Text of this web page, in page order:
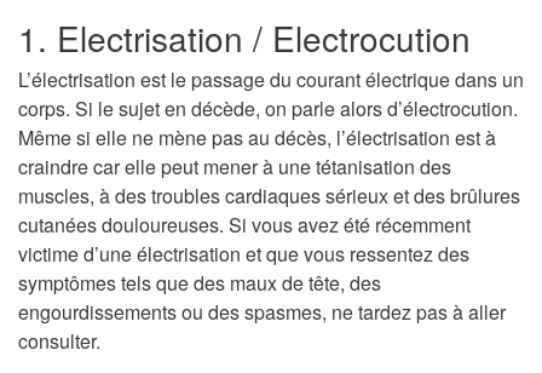
1. Electrisation / Electrocution
L’électrisation est le passage du courant électrique dans un
corps. Si le sujet en décède, on parle alors d’électrocution.
Même si elle ne mène pas au décès, l’électrisation est à
craindre car elle peut mener à une tétanisation des
muscles, à des troubles cardiaques sérieux et des brûlures
cutanées douloureuses. Si vous avez été récemment
victime d’une électrisation et que vous ressentez des
symptômes tels que des maux de tête, des
engourdissements ou des spasmes, ne tardez pas à aller
consulter.